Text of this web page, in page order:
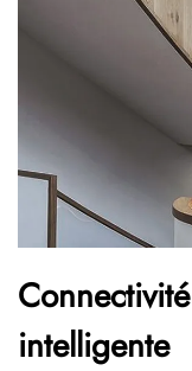
intelligente